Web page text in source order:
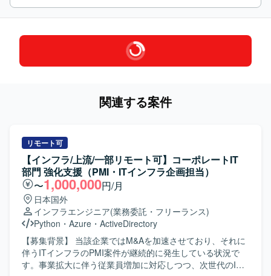
関連する案件
リモート可
【インフラ/上流/一部リモート可】コーポレートIT
部門 強化支援（PMI・ITインフラ企画担当）
〜1,000,000円/月
日本国外
インフラエンジニア(業務委託・フリーランス)
Python ・ Azure ・ ActiveDirectory
【募集背景】 当該企業ではM&Aを加速させており、それに
伴うITインフラのPMI案件が継続的に発生している状況で
す。事業拡大に伴う従業員増加に対応しつつ、次世代のIT